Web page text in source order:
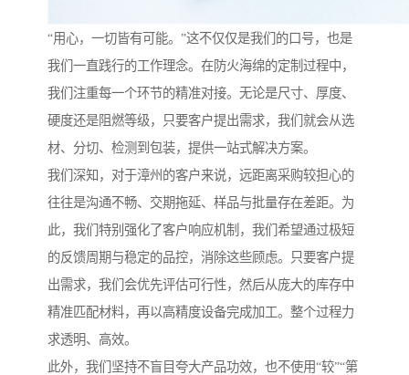
“用心，一切皆有可能。”这不仅仅是我们的口号，也是
我们一直践行的工作理念。在防火海绵的定制过程中，
我们注重每一个环节的精准对接。无论是尺寸、厚度、
硬度还是阻燃等级，只要客户提出需求，我们就会从选
材、分切、检测到包装，提供一站式解决方案。
我们深知，对于漳州的客户来说，远距离采购较担心的
往往是沟通不畅、交期拖延、样品与批量存在差距。为
此，我们特别强化了客户响应机制，我们希望通过极短
的反馈周期与稳定的品控，消除这些顾虑。只要客户提
出需求，我们会优先评估可行性，然后从庞大的库存中
精准匹配材料，再以高精度设备完成加工。整个过程力
求透明、高效。
此外，我们坚持不盲目夸大产品功效，也不使用“较”“第